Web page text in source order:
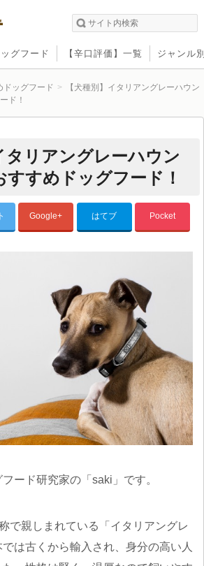
グフード 【辛口評価】一覧 ジャンル
ドッグフード
【犬種別】イタリアングレーハウン
ド！
タリアングレーハウン
すすめドッグフード！
Google+ はてブ Pocket
ード研究家の「saki」です。
で親しまれている「イタリアングレ
は古くから輸入され、身分の高い人